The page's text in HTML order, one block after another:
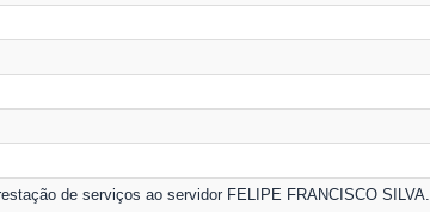
de serviços ao servidor FELIPE FRANCISCO SILVA.